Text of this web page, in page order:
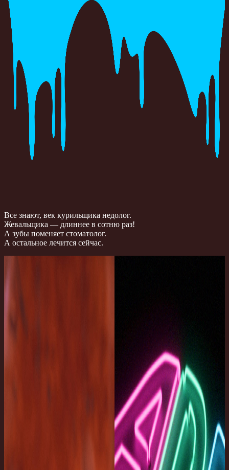
Все знают, век курильщика недолог.
Жевальщика — длиннее в сотню раз!
А зубы поменяет стоматолог.
А остальное лечится сейчас.